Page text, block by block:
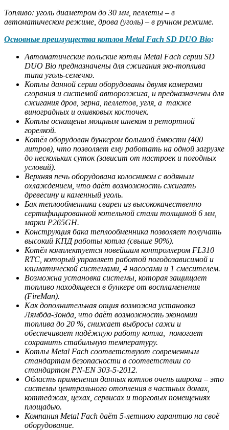
Топливо: уголь диаметром до 30 мм, пеллеты – в
автоматическом режиме, дрова (уголь) – в ручном режиме.
Основные преимущества котлов Metal Fach SD DUO Bio:
Автоматические польские котлы Metal Fach серии SD
DUO Bio предназначены для сжигания эко-топлива
типа уголь-семечко.
Котлы данной серии оборудованы двумя камерами
сгорания и системой авторозжига, и предназначены для
сжигания дров, зерна, пеллетов, угля, а также
виноградных и оливковых косточек.
Котлы оснащены мощным шнеком и ретортной
горелкой.
Котёл оборудован бункером большой ёмкости (400
литров), что позволяет ему работать на одной загрузке
до нескольких суток (зависит от настроек и погодных
условий).
Верхняя печь оборудована колосником с водяным
охлаждением, что даёт возможность сжигать
древесину и каменный уголь.
Бак теплообменника сварен из высококачественно
сертифицированной котельной стали толщиной 6 мм,
марки P265GH.
Конструкция бака теплообменника позволяет получать
высокий КПД работы котла (свыше 90%).
Котёл комплектуется новейшим контроллером FL310
RTC, который управляет работой погодозависимой и
климатической системами, 4 насосами и 1 смесителем.
Возможна установка системы, которая защищает
топливо находящееся в бункере от воспламенения
(FireMan).
Как дополнительная опция возможна установка
Лямбда-Зонда, что даёт возможность экономии
топлива до 20 %, снижает выбросы сажи и
обеспечивает надёжную работу котла, помогает
сохранить стабильную температуру.
Котлы Metal Fach соответствуют современным
стандартам безопасности в соответствии со
стандартом PN-EN 303-5-2012.
Область применения данных котлов очень широка – это
системы центрального отопления в частных домах,
коттеджах, цехах, сервисах и торговых помещениях
площадью.
Компания Metal Fach даёт 5-летнюю гарантию на своё
оборудование.